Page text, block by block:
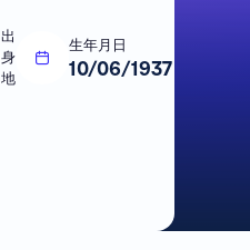
出
身
地
生年月日
10/06/1937